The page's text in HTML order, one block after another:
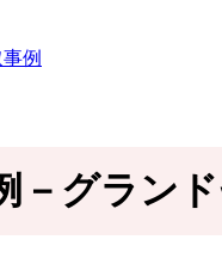
例
－グラン